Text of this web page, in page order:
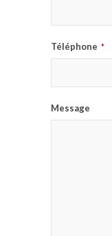
Téléphone *
Message